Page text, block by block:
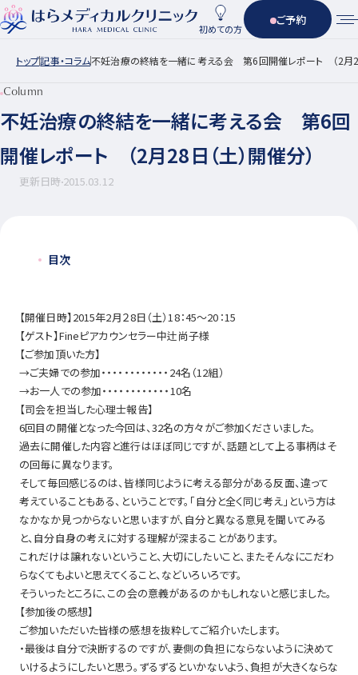
初めての方
ご予約
トップ記事・コラム不妊治療の終結を一緒に考える会 第6回開催レポート （2月28
Column
不妊治療の終結を一緒に考える会 第6回
開催レポート （2月28日（土）開催分）
更新日時2015.03.12
目次
【開催日時】2015年2月２8日（土）18：45～20：15
【ゲスト】Fineピアカウンセラー中辻尚子様
【ご参加頂いた方】
→ご夫婦での参加・・・・・・・・・・・・24名（12組）
→お一人での参加・・・・・・・・・・・・10名
【司会を担当した心理士報告】
6回目の開催となった今回は、32名の方々がご参加くださいました。
過去に開催した内容と進行はほぼ同じですが、話題として上る事柄はそ
の回毎に異なります。
そして毎回感じるのは、皆様同じように考える部分がある反面、違って
考えていることもある、ということです。「自分と全く同じ考え」という方は
なかなか見つからないと思いますが、自分と異なる意見を聞いてみる
と、自分自身の考えに対する理解が深まることがあります。
これだけは譲れないということ、大切にしたいこと、またそんなにこだわ
らなくてもよいと思えてくること、などいろいろです。
そういったところに、この会の意義があるのかもしれないと感じました。
【参加後の感想】
ご参加いただいた皆様の感想を抜粋してご紹介いたします。
・最後は自分で決断するのですが、妻側の負担にならないように決めて
いけるようにしたいと思う。ずるずるといかないよう、負担が大きくならな